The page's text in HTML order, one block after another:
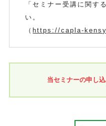
「セミナー受講に関す
い。
（ https://capla-
当セミナーの申し